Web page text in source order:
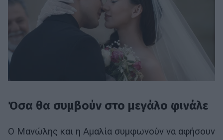
Όσα θα συμβούν στο μεγάλο φινάλε
Ο Μανώλης και η Αμαλία συμφωνούν να αφήσουν